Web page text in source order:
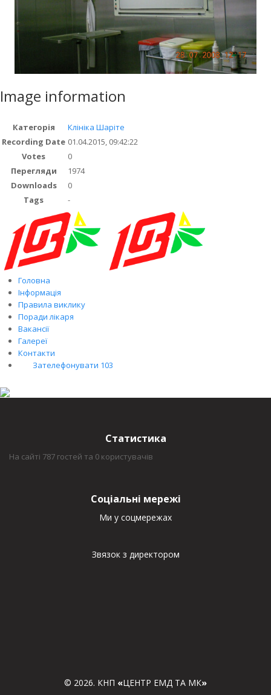
Image information
Категорія
Клініка Шаріте
Recording Date 01.04.2015, 09:42:22
Votes
0
Перегляди
1974
Downloads
0
Tags
-
Головна
Інформація
Правила виклику
Поради лікаря
Вакансії
Галереї
Контакти
Зателефонувати 103
Статистика
На сайті 787 гостей та 0 користувачів
Соціальні мережі
Ми у соцмережах
Звязок з директором
© 2026. КНП «ЦЕНТР ЕМД ТА МК»